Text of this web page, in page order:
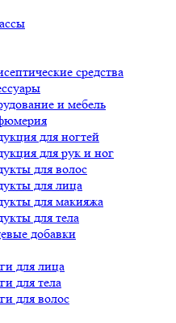
средства
и мебель
для ногтей
для рук и ног
для волос
для лица
для макияжа
для тела
добавки
для лица
для тела
для волос